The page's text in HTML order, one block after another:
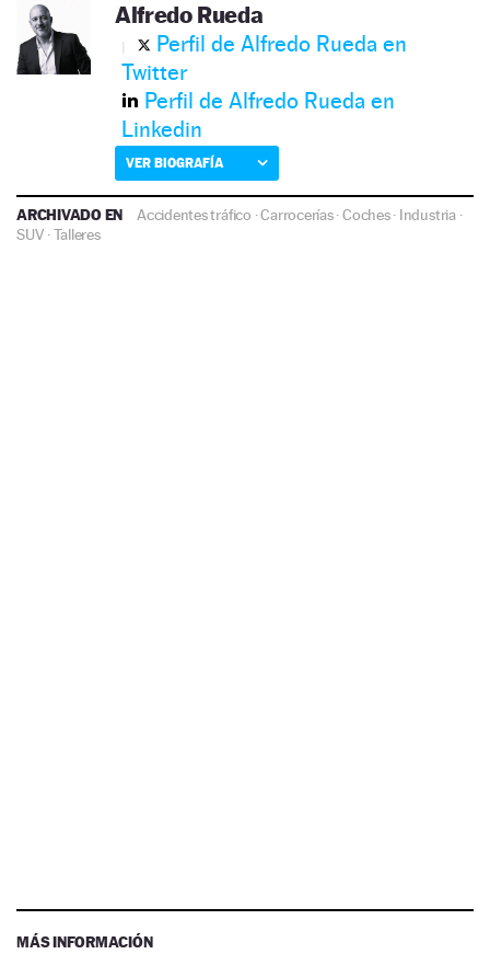
Alfredo Rueda
Perfil de Alfredo Rueda en
Twitter
Perfil de Alfredo Rueda en
Linkedin
VER BIOGRAFÍA
ARCHIVADO EN Accidentes tráfico ·Carrocerías·Coches· Industria·
SUV ·Talleres
MÁS INFORMACIÓN